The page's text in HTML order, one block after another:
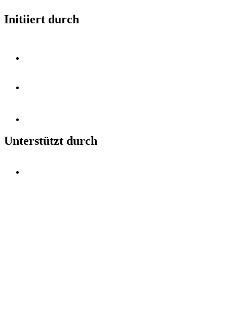
Initiiert durch
Unterstützt durch